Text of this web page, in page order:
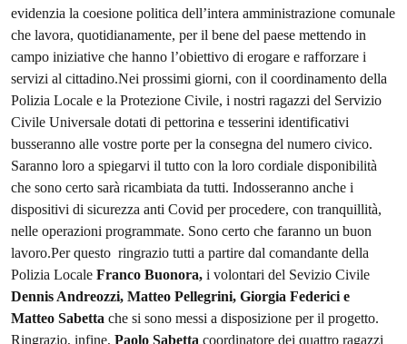
evidenzia la coesione politica dell’intera amministrazione comunale
che lavora, quotidianamente, per il bene del paese mettendo in
campo iniziative che hanno l’obiettivo di erogare e rafforzare i
servizi al cittadino.Nei prossimi giorni, con il coordinamento della
Polizia Locale e la Protezione Civile, i nostri ragazzi del Servizio
Civile Universale dotati di pettorina e tesserini identificativi
busseranno alle vostre porte per la consegna del numero civico.
Saranno loro a spiegarvi il tutto con la loro cordiale disponibilità
che sono certo sarà ricambiata da tutti. Indosseranno anche i
dispositivi di sicurezza anti Covid per procedere, con tranquillità,
nelle operazioni programmate. Sono certo che faranno un buon
lavoro.Per questo ringrazio tutti a partire dal comandante della
Polizia Locale Franco Buonora, i volontari del Sevizio Civile
Dennis Andreozzi, Matteo Pellegrini, Giorgia Federici e
Matteo Sabetta che si sono messi a disposizione per il progetto.
Ringrazio, infine, Paolo Sabetta coordinatore dei quattro ragazzi